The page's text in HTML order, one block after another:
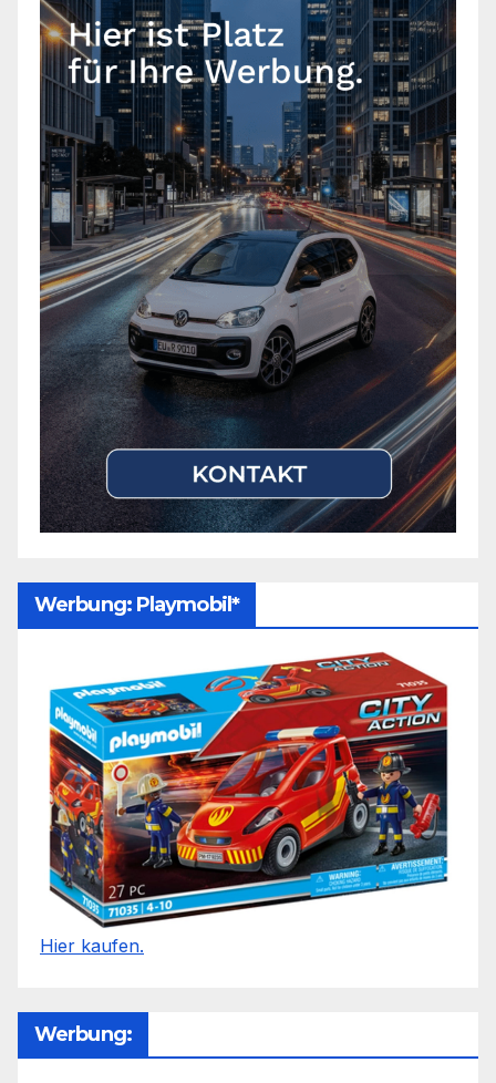
Werbung: Playmobil*
Hier kaufen.
Werbung: